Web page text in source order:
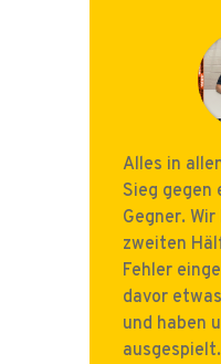
Alles in
Sieg gegen
Gegner.
zweiten
Fehler
davor
und haben